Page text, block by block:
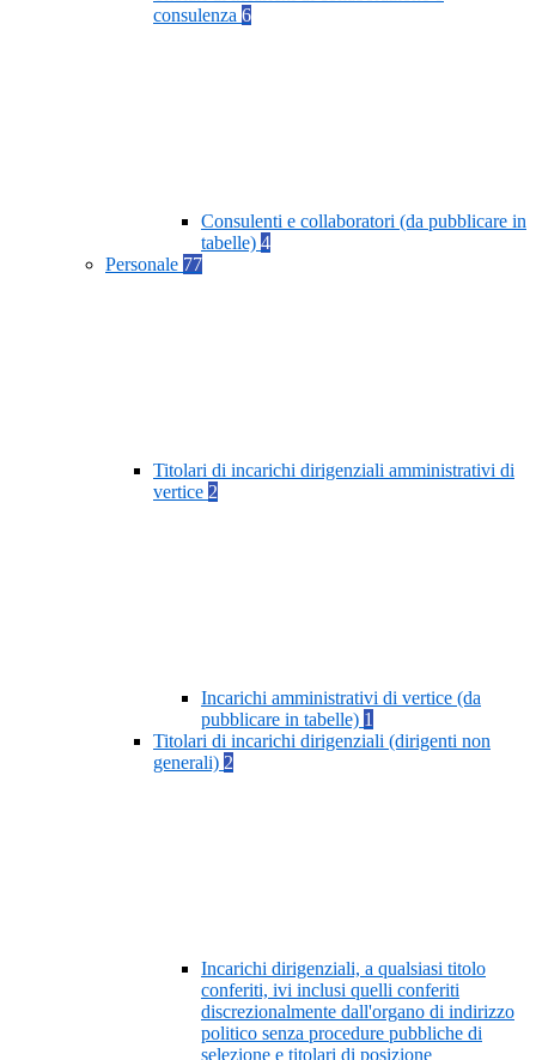
consulenza 6
Consulenti e collaboratori (da pubblicare in
tabelle) 4
Personale 77
Titolari di incarichi dirigenziali amministrativi di
vertice 2
Incarichi amministrativi di vertice (da
pubblicare in tabelle) 1
Titolari di incarichi dirigenziali (dirigenti non
generali) 2
Incarichi dirigenziali, a qualsiasi titolo
conferiti, ivi inclusi quelli conferiti
discrezionalmente dall'organo di indirizzo
politico senza procedure pubbliche di
selezione e titolari di posizione